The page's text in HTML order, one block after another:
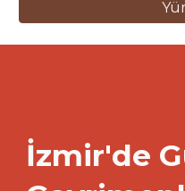
İzmir'de